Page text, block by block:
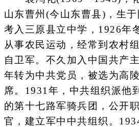
山东曹州(今山东曹县)，生
考入三原县立中学，1926年
从事农民运动，经常到农村
自卫军。不久加入中国共产
年转为中共党员，被选为高
席。1931年，中共组织派他
的第十七路军骑兵团，公开
官，建立军中中共组织。